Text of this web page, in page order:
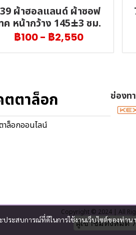
ผ้าฮอลแลนด์ ผ้าซอฟ
ค หน้ากว้าง 145±3 ซม.
฿100- ฿2,550
ระสบการณ์ที่ดีในการใช้งานเว็บไซต์ของท่าน
ตาล็อก
าล็อกออนไลน์
ช่องท
Copyright © 2024 | All
ผู้เข้าชมวันนี้